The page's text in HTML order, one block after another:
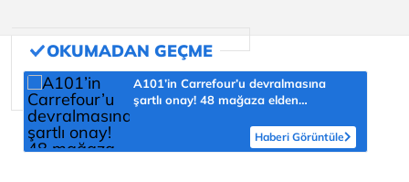
A101’in Carrefour’u devralmasına
şartlı onay! 48 mağaza elden
Haberi Görüntüle